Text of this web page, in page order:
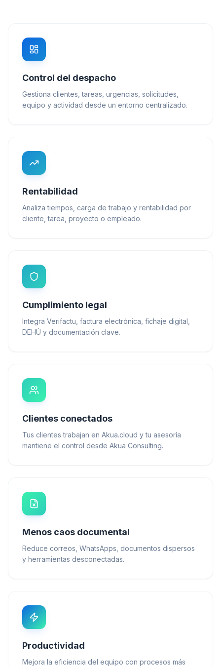
Control del despacho
Gestiona clientes, tareas, urgencias, solicitudes,
equipo y actividad desde un entorno centralizado.
Rentabilidad
Analiza tiempos, carga de trabajo y rentabilidad por
cliente, tarea, proyecto o empleado.
Cumplimiento legal
Integra Verifactu, factura electrónica, fichaje digital,
DEHÚ y documentación clave.
Clientes conectados
Tus clientes trabajan en Akua.cloud y tu asesoría
mantiene el control desde Akua Consulting.
Menos caos documental
Reduce correos, WhatsApps, documentos dispersos
y herramientas desconectadas.
Productividad
Mejora la eficiencia del equipo con procesos más